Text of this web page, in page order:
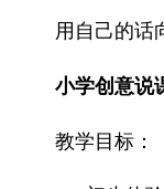
用自己的话
小学创意说
教学目标：